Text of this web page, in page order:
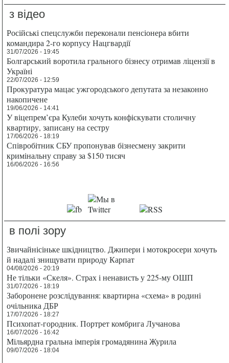
з відео
Російські спецслужби переконали пенсіонера вбити
командира 2-го корпусу Нацгвардії
31/07/2026 - 19:45
Болгарський воротила грального бізнесу отримав ліцензії в
Україні
22/07/2026 - 12:59
Прокуратура мацає ужгородського депутата за незаконно
накопичене
19/06/2026 - 14:41
У віцепрем’єра Кулеби хочуть конфіскувати столичну
квартиру, записану на сестру
17/06/2026 - 18:19
Співробітник СБУ пропонував бізнесмену закрити
кримінальну справу за $150 тисяч
16/06/2026 - 16:56
в полі зору
Звичайнісіньке шкідництво. Джипери і мотокросери хочуть
й надалі знищувати природу Карпат
04/08/2026 - 20:19
Не тільки «Скеля». Страх і ненависть у 225-му ОШП
31/07/2026 - 18:19
Заборонене розслідування: квартирна «схема» в родині
очільника ДБР
17/07/2026 - 18:27
Психопат-городник. Портрет комбрига Лучанова
16/07/2026 - 16:42
Мільярдна гральна імперія громадянина Журила
09/07/2026 - 18:04